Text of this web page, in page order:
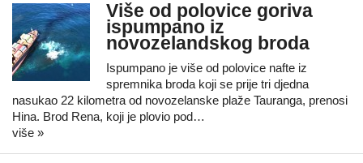
Više od polovice goriva
ispumpano iz
novozelandskog broda
Ispumpano je više od polovice nafte iz
spremnika broda koji se prije tri djedna
nasukao 22 kilometra od novozelanske plaže Tauranga, prenosi
Hina. Brod Rena, koji je plovio pod…
više »